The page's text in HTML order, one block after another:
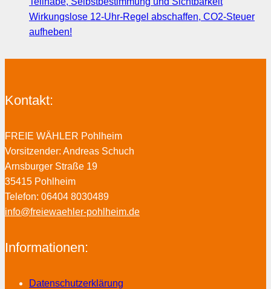
Wirkungslose 12-Uhr-Regel abschaffen, CO2-Steuer
aufheben!
Kontakt:
FREIE WÄHLER Pohlheim
Vorsitzender: Andreas Schuch
Arnsburger Straße 19
35415 Pohlheim
Telefon: 06404 8030489
info@freiewaehler-pohlheim.de
Informationen:
Datenschutzerklärung